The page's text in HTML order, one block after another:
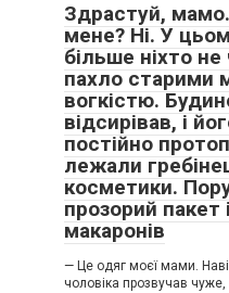
Здрастуй,
мене? Ні. У
більше ніхто не
пахло старими
вогкістю.
відсирівав, і
постійно
лежали
косметики.
прозорий пакет
макаронів
— Це одяг моєї мами.
чоловіка прозвучав чуже,